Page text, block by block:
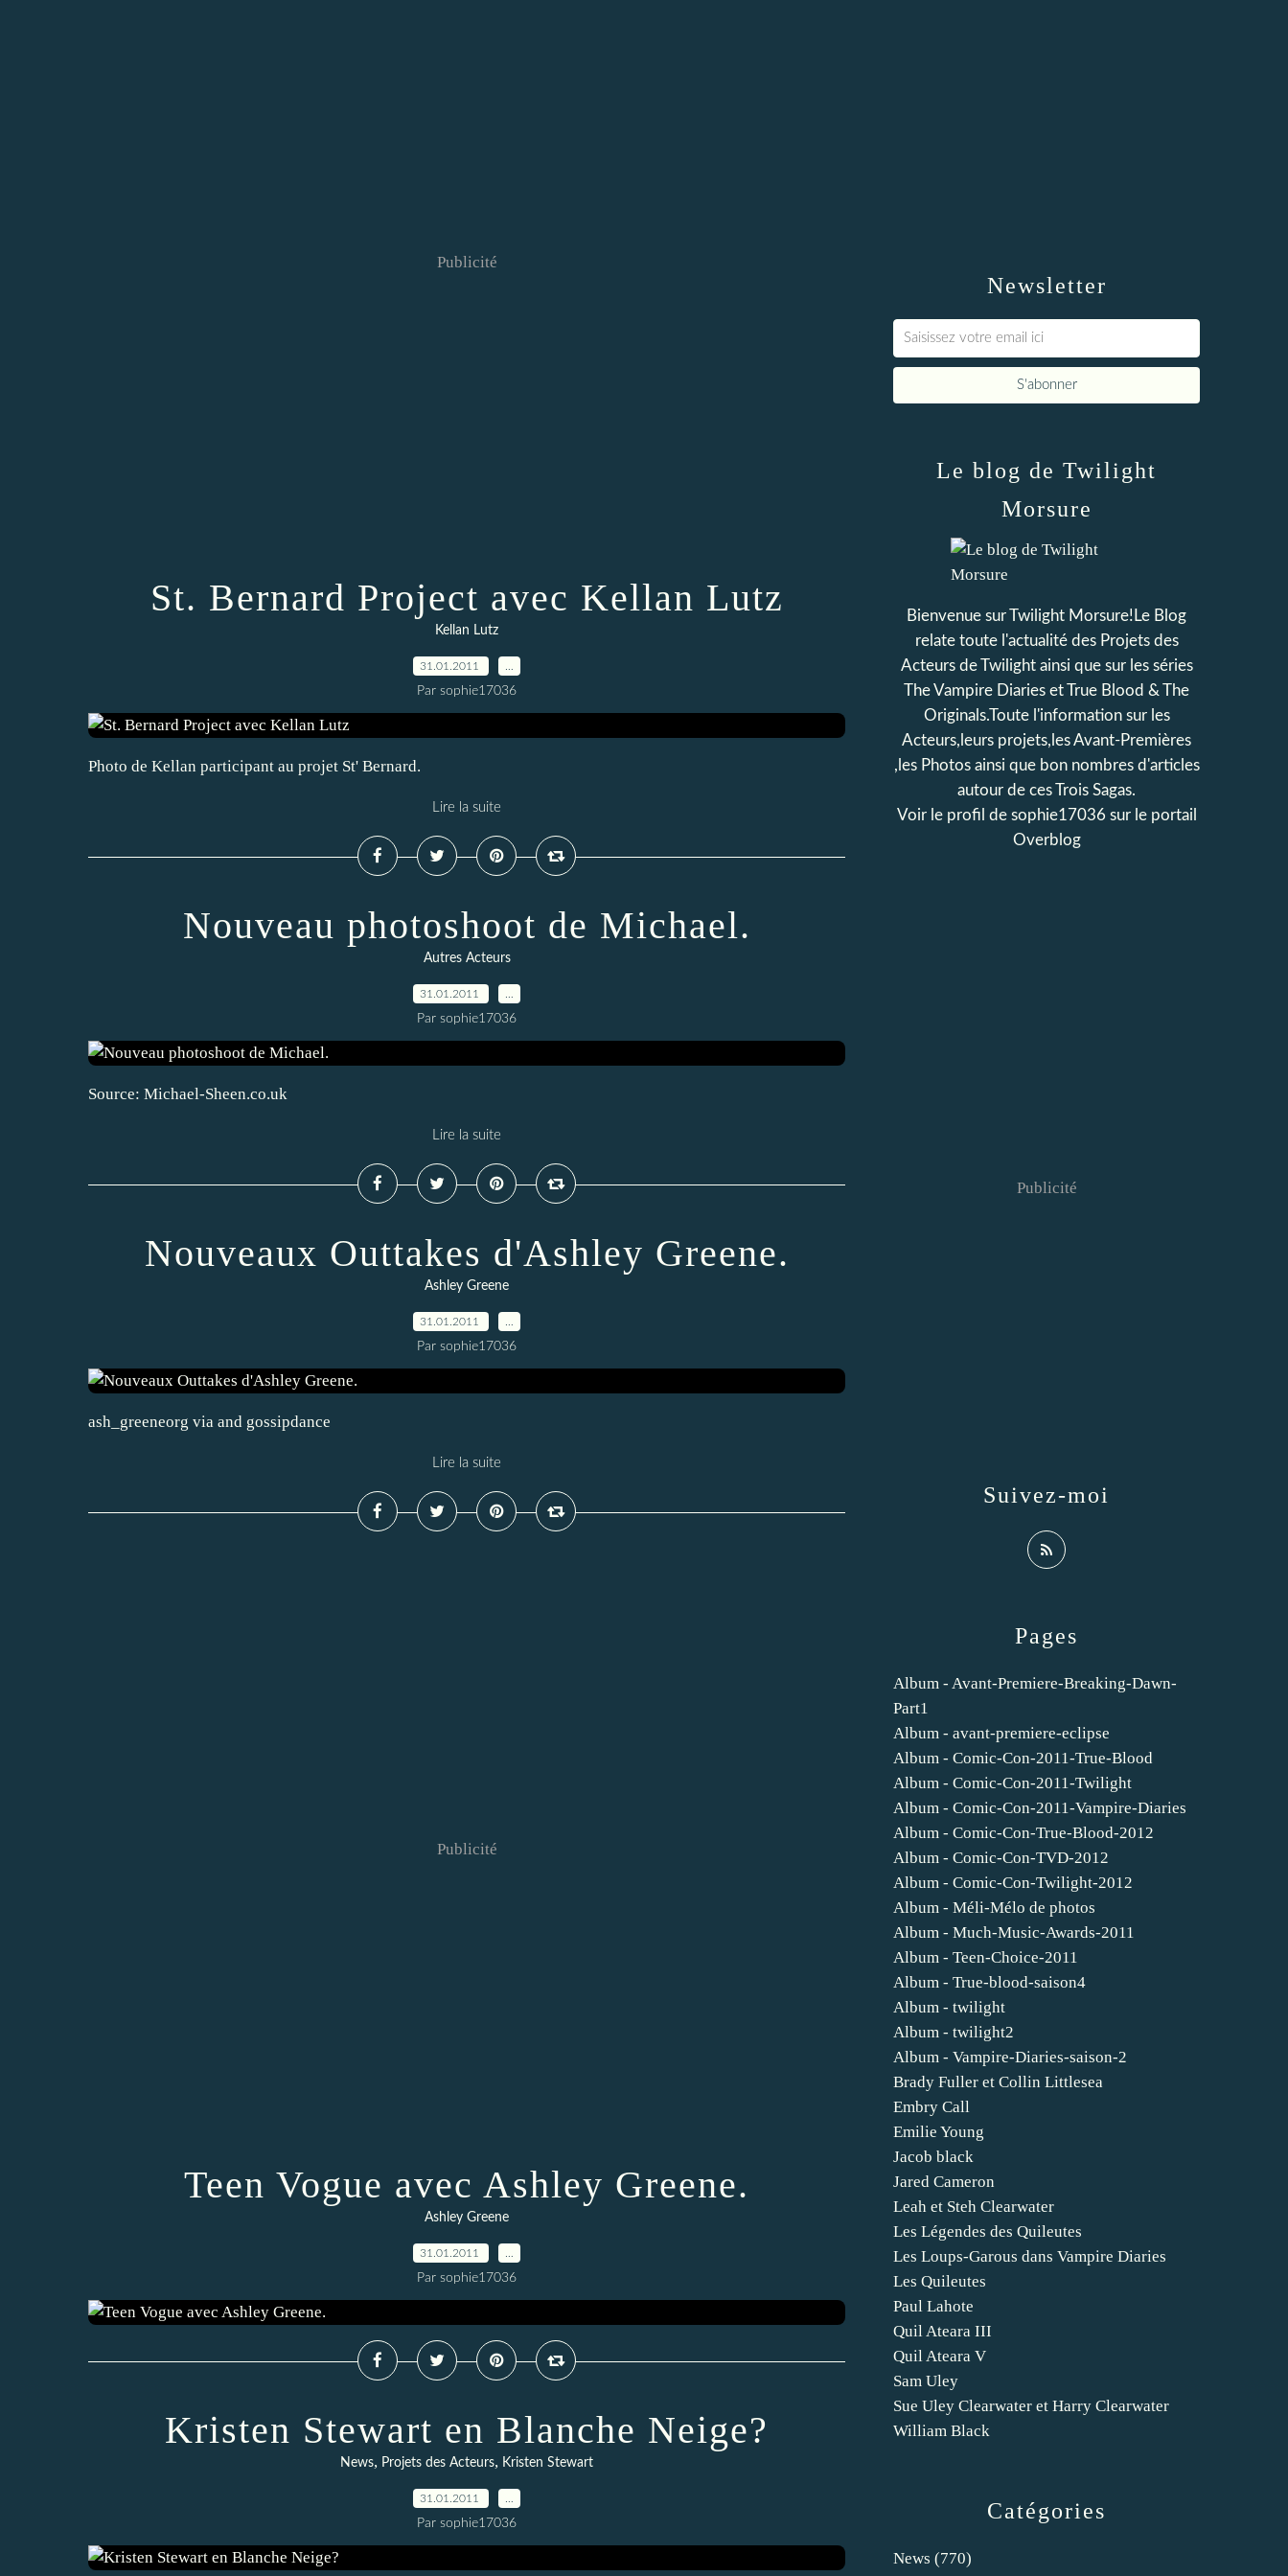
Publicité
St. Bernard Project avec Kellan Lutz
Kellan Lutz
31.01.2011
Par sophie17036
Photo de Kellan participant au projet St' Bernard.
Lire la suite
Nouveau photoshoot de Michael.
Autres Acteurs
31.01.2011
Par sophie17036
Source: Michael-Sheen.co.uk
Lire la suite
Nouveaux Outtakes d'Ashley Greene.
Ashley Greene
31.01.2011
Par sophie17036
ash_greeneorg via and gossipdance
Lire la suite
Publicité
Teen Vogue avec Ashley Greene.
Ashley Greene
31.01.2011
Par sophie17036
Kristen Stewart en Blanche Neige?
News, Projets des Acteurs, Kristen Stewart
31.01.2011
Par sophie17036
Newsletter
Catégories
News (770)
Pages
Album - Avant-Premiere-Breaking-Dawn-
Part1
Album - avant-premiere-eclipse
Album - Comic-Con-2011-True-Blood
Album - Comic-Con-2011-Twilight
Album - Comic-Con-2011-Vampire-Diaries
Album - Comic-Con-True-Blood-2012
Album - Comic-Con-TVD-2012
Album - Comic-Con-Twilight-2012
Album - Méli-Mélo de photos
Album - Much-Music-Awards-2011
Album - Teen-Choice-2011
Album - True-blood-saison4
Album - twilight
Album - twilight2
Album - Vampire-Diaries-saison-2
Brady Fuller et Collin Littlesea
Embry Call
Emilie Young
Jacob black
Jared Cameron
Leah et Steh Clearwater
Les Légendes des Quileutes
Les Loups-Garous dans Vampire Diaries
Les Quileutes
Paul Lahote
Quil Ateara III
Quil Ateara V
Sam Uley
Sue Uley Clearwater et Harry Clearwater
William Black
Le blog de Twilight
Morsure
Bienvenue sur Twilight Morsure!Le Blog
relate toute l'actualité des Projets des
Acteurs de Twilight ainsi que sur les séries
The Vampire Diaries et True Blood & The
Originals.Toute l'information sur les
Acteurs,leurs projets,les Avant-Premières
,les Photos ainsi que bon nombres d'articles
autour de ces Trois Sagas.
Voir le profil de sophie17036 sur le portail
Overblog
Suivez-moi
Publicité